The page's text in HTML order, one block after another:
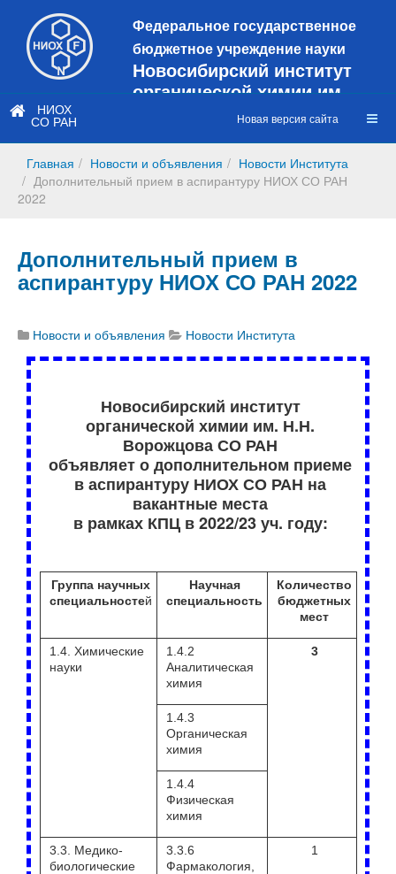
Федеральное государственное
бюджетное учреждение науки
Новосибирский институт
органической химии им.
Н.Н. Ворожцова
сайт
https://web3.nioch.nsc.ru/nioch/
НИОХ
СО РАН Новая версия сайта
Главная Новости и объявления
Новости Института
Дополнительный прием в аспирантуру НИОХ СО РАН
2022
Дополнительный прием в
аспирантуру НИОХ СО РАН 2022
Новости и объявления Новости Института
Новосибирский институт
органической химии им. Н.Н.
Ворожцова СО РАН
объявляет о дополнительном приеме
в аспирантуру НИОХ СО РАН на
вакантные места
в рамках КПЦ в 2022/23 уч. году:
Группа научных
специальностей
Научная
специальность
Количество
бюджетных
мест
1.4. Химические
науки
1.4.2
Аналитическая
химия
3
1.4.3
Органическая
химия
1.4.4
Физическая
химия
3.3. Медико-
биологические
3.3.6
Фармакология,
1